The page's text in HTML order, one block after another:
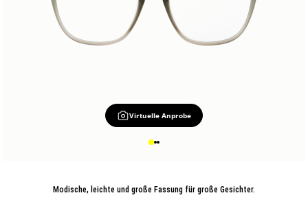
Kostenfreie Typberatung
Virtuelle Anprobe
Modische, leichte und große Fassung für große Gesichter.